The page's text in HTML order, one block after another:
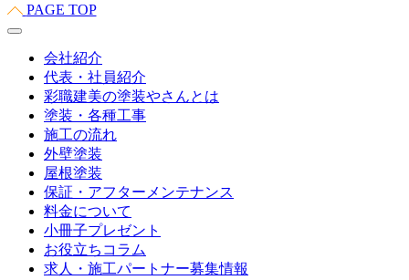
PAGE TOP
会社紹介
代表・社員紹介
彩職建美の塗装やさんとは
塗装・各種工事
施工の流れ
外壁塗装
屋根塗装
保証・アフターメンテナンス
料金について
小冊子プレゼント
お役立ちコラム
求人・施工パートナー募集情報